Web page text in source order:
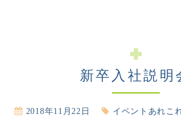
新卒入社説明
2018年11月22日 イベントあれこ